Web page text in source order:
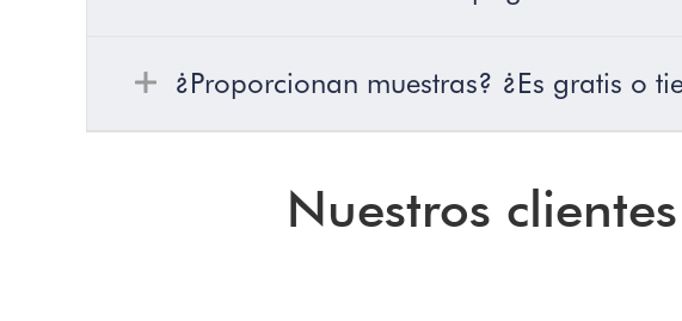
¿Proporcionan muestras? ¿Es gratis o
Nuestros